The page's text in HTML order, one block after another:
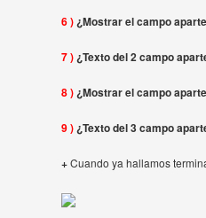
6 )¿Mostrar el campo
7 )¿Texto del 2 campo
8 )¿Mostrar el campo
9 )¿Texto del 3 campo
+Cuando ya hallamos